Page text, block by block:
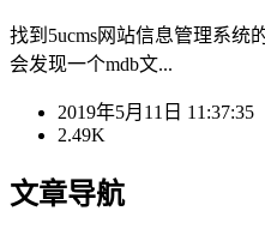
找到5ucms网站信息管理系统
会发现一个mdb文...
2019年5月11日 11:37:35
2.49K
文章导航